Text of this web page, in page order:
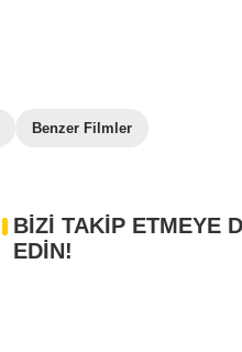
Benzer Filmler
BİZİ TAKİP ETMEYE
EDİN!